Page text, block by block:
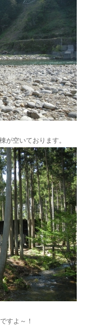
が空いております。
すよ～！